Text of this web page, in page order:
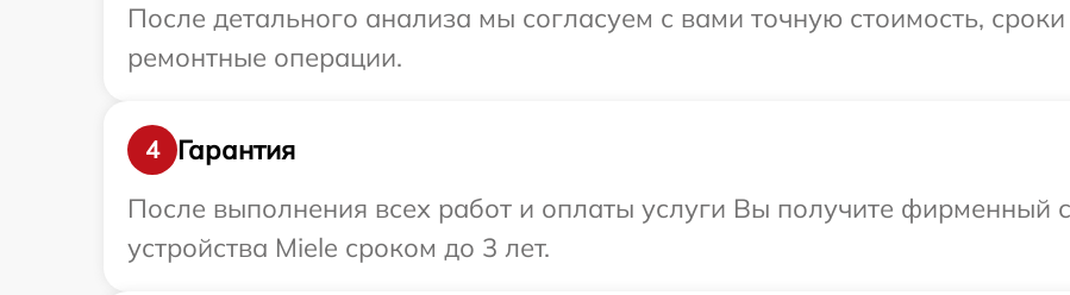
После детального анализа мы согласуем с вами точную стоимость,
ремонтные операции.
4
Гарантия
После выполнения всех работ и оплаты услуги Вы получите фирменный
устройства Miele сроком до 3 лет.